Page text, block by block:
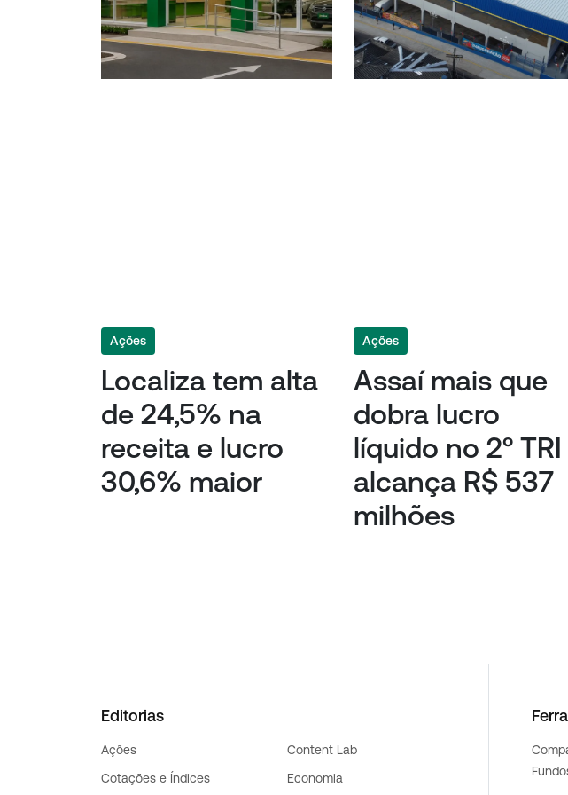
Ações
Localiza tem alta
de 24,5% na
receita e lucro
30,6% maior
Ações
Assaí mais que
dobra lucro
líquido no 2º TRI
alcança R$ 537
milhões
Editorias
Ações
Content Lab
Cotações e Índices
Economia